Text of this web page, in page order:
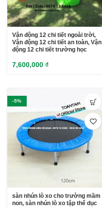
Vận động 12 chi tiết ngoài trời,
Vận động 12 chi tiết an toàn, Vận
động 12 chi tiết trường học
7,600,000 ₫
-5%
sàn nhún lò xo cho trường mầm
non, sàn nhún lò xo tập thể dục